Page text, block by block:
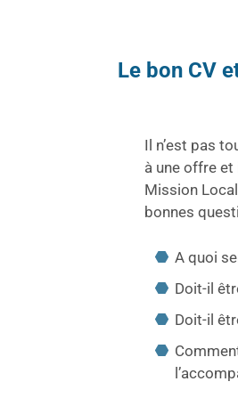
Le bon CV
Il n’est pas
à une offre
Mission
bonnes
A quoi
Doit-il
Doit-il